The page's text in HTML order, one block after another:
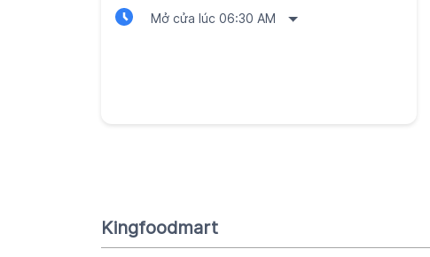
Mở cửa lúc 06:30 AM
Kingfoodmart